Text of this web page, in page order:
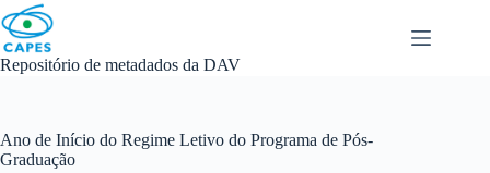
Skip
to
content
Repositório de metadados da DAV
Ano de Início do Regime Letivo do Programa de Pós-
Graduação